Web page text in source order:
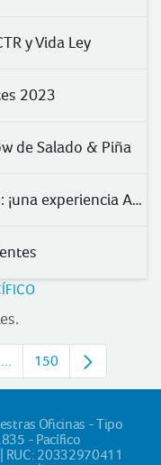
y Vida Ley
2023
de Salado & Piña
Seguros vehiculares Pacífico: ¡una experiencia Asu!
...Intermediate pages
Page
150
Oficinas - Tipo
- Pacífico
RUC: 20332970411